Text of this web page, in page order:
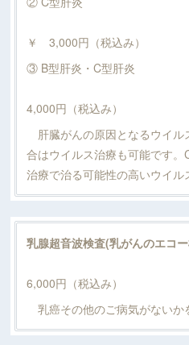
￥ 3,000円（税込み）
③ B型肝炎・C型
4,000円（税込み）
肝臓がんの原因となるウイル
合はウイルス治療も可能です
治療で治る可能性の高いウイル
乳腺超音波検査(乳がんのエコ
6,000円（税込み）
乳癌その他のご病気がないか